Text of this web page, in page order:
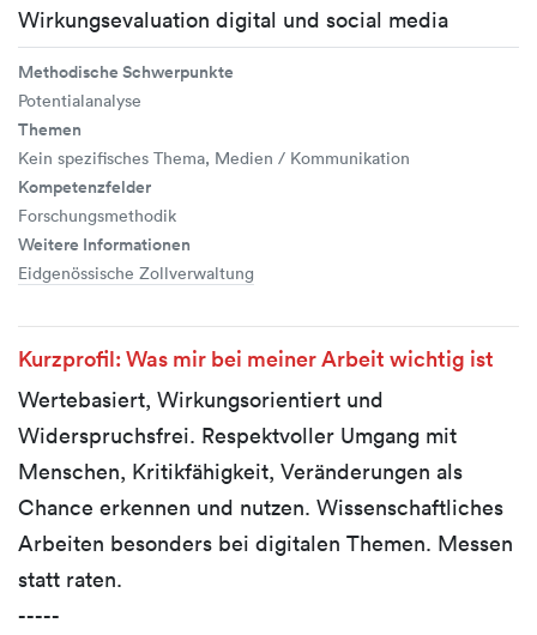
Wirkungsevaluation digital und social media
Methodische Schwerpunkte
Potentialanalyse
Themen
Kein spezifisches Thema, Medien / Kommunikation
Kompetenzfelder
Forschungsmethodik
Weitere Informationen
Eidgenössische Zollverwaltung
Kurzprofil: Was mir bei meiner Arbeit wichtig ist
Wertebasiert, Wirkungsorientiert und
Widerspruchsfrei. Respektvoller Umgang mit
Menschen, Kritikfähigkeit, Veränderungen als
Chance erkennen und nutzen. Wissenschaftliches
Arbeiten besonders bei digitalen Themen. Messen
statt raten.
-----